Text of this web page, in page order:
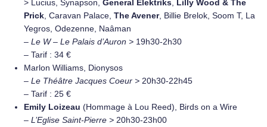
> Lucius, Synapson, General Elektriks
Lilly Wood & The
Prick , Caravan Palace, The Avener, Billie Brelok, Soom T, La
Yegros, Odezenne, Naâman
– Le W – Le Palais d’Auron > 19h30-2h30
– Tarif : 34 €
Marlon Williams, Dionysos
– Le Théâtre Jacques Coeur > 20h30-22h45
– Tarif : 25 €
Emily Loizeau (Hommage à Lou Reed), Birds on a Wire
– L’Eglise Saint-Pierre > 20h30-23h00